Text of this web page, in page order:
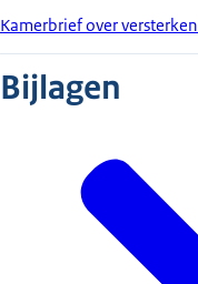
Kamerbrief over
Bijlagen